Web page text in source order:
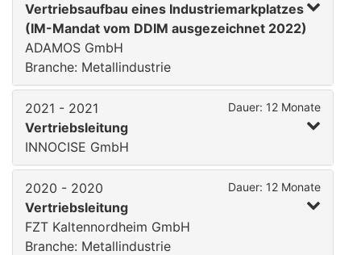
Vertriebsaufbau eines Industriemarkplatzes
(IM-Mandat vom DDIM ausgezeichnet 2022)
ADAMOS GmbH
Branche: Metallindustrie
2021 - 2021 Dauer: 12 Monate
Vertriebsleitung
INNOCISE GmbH
2020 - 2020 Dauer: 12 Monate
Vertriebsleitung
FZT Kaltennordheim GmbH
Branche: Metallindustrie